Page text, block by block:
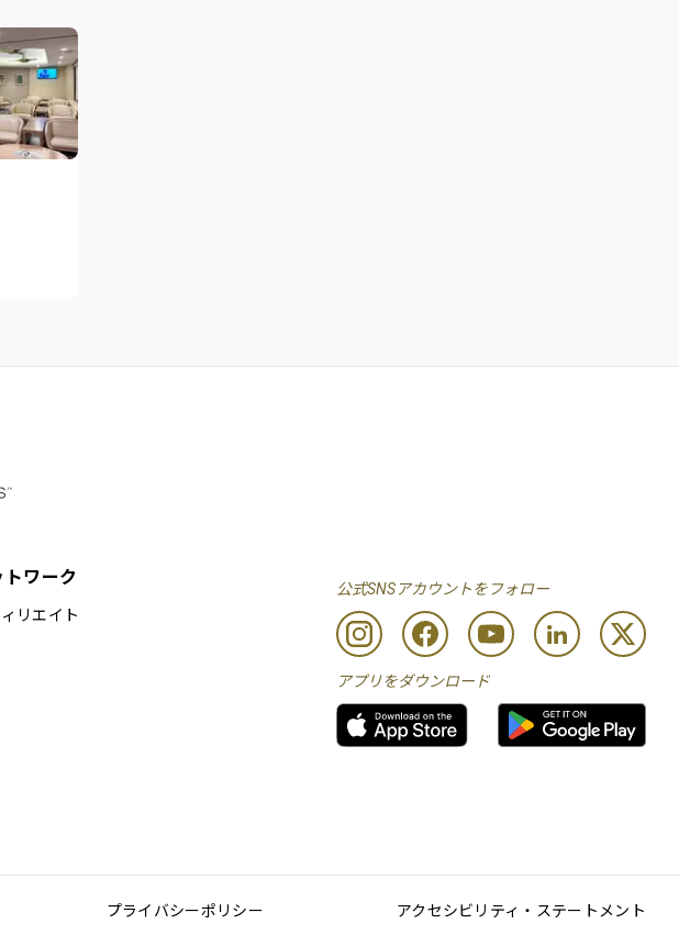
トワーク
リエイト
公式SNSアカウントをフォロー
アプリをダウンロード
プライバシーポリシー アクセシビリティ・ステートメント